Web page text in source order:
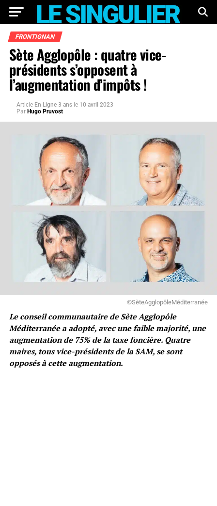
FRONTIGNAN
Sète Agglopôle : quatre vice-
présidents s’opposent à
l’augmentation d’impôts !
Article En Ligne 3 ans le 10 avril 2023
Par Hugo Pruvost
©SèteAgglopôleMéditerranée
Le conseil communautaire de Sète Agglopôle
Méditerranée a adopté, avec une faible majorité, une
augmentation de 75% de la taxe foncière. Quatre
maires, tous vice-présidents de la SAM, se sont
opposés à cette augmentation.